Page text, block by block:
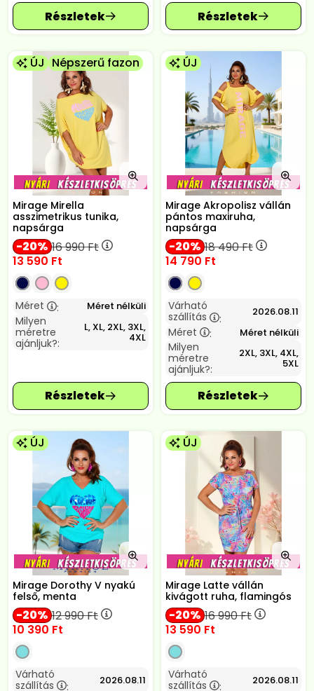
ÚJ Népszerű fazon
Mirage Mirella
asszimetrikus tunika,
napsárga
20 16 990Ft
13 590 Ft
Méret : Méret nélküli
Milyen
méretre
ajánljuk?:
L, XL, 2XL, 3XL,
4XL
ÚJ
Mirage Akropolisz vállán
pántos maxiruha,
napsárga
20 18 490Ft
14 790 Ft
Várható
szállítás
: 2026.08.11
Méret : Méret nélküli
Milyen
méretre
ajánljuk?:
2XL, 3XL, 4XL,
5XL
ÚJ
Mirage Dorothy V nyakú
felső, menta
20 12 990Ft
10 390 Ft
Várható
szállítás
: 2026.08.11
ÚJ
Mirage Latte vállán
kivágott ruha, flamingós
20 16 990Ft
13 590 Ft
Várható
szállítás
: 2026.08.11